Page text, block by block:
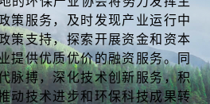
策服务，及时发现产业运行中
策支持，探索开展资金和资本
提供优质优价的融资服务。同
脉搏，深化技术创新服务，积
动技术进步和环保科技成果转